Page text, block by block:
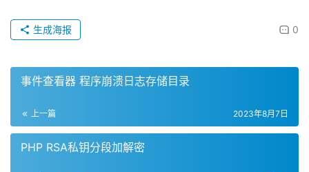
0
生成海报
事件查看器 程序崩溃日志存储目录
上一篇 2023年8月7日
PHP RSA私钥分段加解密